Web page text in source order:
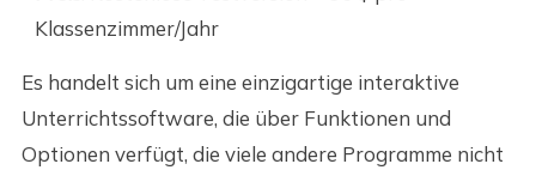
Klassenzimmer/Jahr
Es handelt sich um eine einzigartige interaktive
Unterrichtssoftware, die über Funktionen und
Optionen verfügt, die viele andere Programme nicht